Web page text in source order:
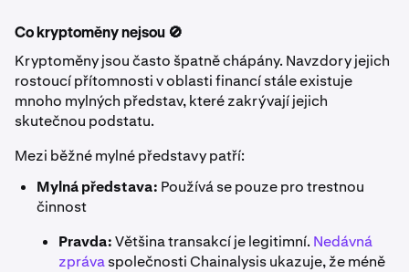
Co kryptoměny nejsou 🚫
Kryptoměny jsou často špatně chápány. Navzdory jejich
rostoucí přítomnosti v oblasti financí stále existuje
mnoho mylných představ, které zakrývají jejich
skutečnou podstatu.
Mezi běžné mylné představy patří:
Mylná představa: Používá se pouze pro trestnou
činnost
Pravda:Většina transakcí je legitimní. Nedávná
zprávaspolečnosti Chainalysis ukazuje, že méně